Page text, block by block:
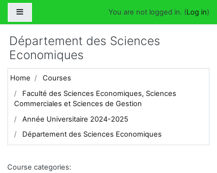
Skip to main content
You are not logged in. (Log in)
Département des Sciences
Economiques
Home
Courses
Faculté des Sciences Economiques, Sciences
Commerciales et Sciences de Gestion
Année Universitaire 2024-2025
Département des Sciences Economiques
Course categories: